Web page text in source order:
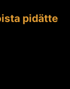
pidätte